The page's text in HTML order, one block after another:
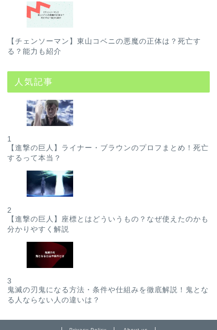
【チェンソーマン】東山コベニの悪魔の正体は？死亡す
る？能力も紹介
人気記事
1
【進撃の巨人】ライナー・ブラウンのプロフまとめ！死亡
するって本当？
2
【進撃の巨人】座標とはどういうもの？なぜ使えたのかも
分かりやすく解説
3
鬼滅の刃鬼になる方法・条件や仕組みを徹底解説！鬼とな
る人ならない人の違いは？